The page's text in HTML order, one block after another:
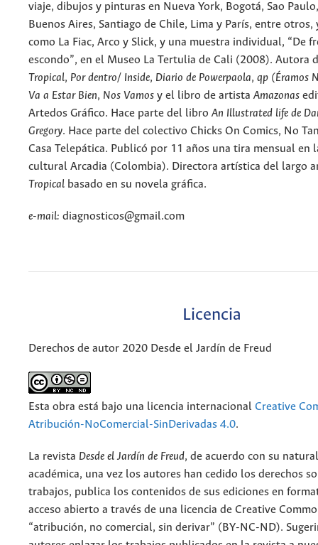
viaje, dibujos y pinturas en Nueva York, Bogotá, Sao
Buenos Aires, Santiago de Chile, Lima y París, entre otros,
como La Fiac, Arco y Slick, y una muestra individual, “De
escondo”, en el Museo La Tertulia de Cali (2008). Autora
Tropical, Por dentro/ Inside, Diario de Powerpaola, qp (Éramos
Va a Estar Bien, Nos Vamos y el libro de artista Amazonas
Artedos Gráfico. Hace parte del libro An Illustrated life de
Gregory. Hace parte del colectivo Chicks On Comics, No
Casa Telepática. Publicó por 11 años una tira mensual en
cultural Arcadia (Colombia). Directora artística del largo
Tropical basado en su novela gráfica.
e-mail: diagnosticos@gmail.com
Licencia
Derechos de autor 2020 Desde el Jardín de Freud
Esta obra está bajo una licencia internacional Creative
Atribución-NoComercial-SinDerivadas 4.0.
La revista Desde el Jardín de Freud, de acuerdo con su
académica, una vez los autores han cedido los derechos
trabajos, publica los contenidos de sus ediciones en
acceso abierto a través de una licencia de Creative
“atribución, no comercial, sin derivar” (BY-NC-ND).